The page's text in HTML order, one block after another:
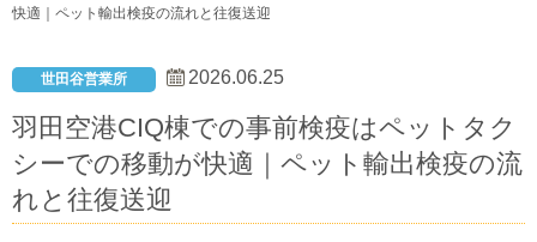
快適｜ペット輸出検疫の流れと往復送迎
世田谷営業所 2026.06.25
羽田空港CIQ棟での事前検疫はペットタク
シーでの移動が快適｜ペット輸出検疫の流
れと往復送迎